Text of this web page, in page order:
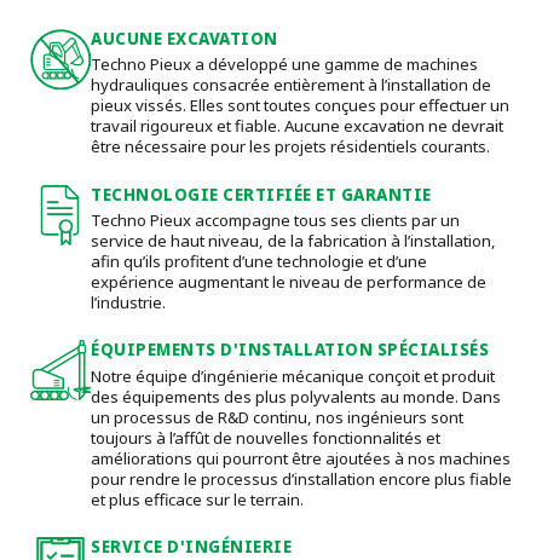
AUCUNE EXCAVATION
Techno Pieux a développé une gamme de machines
hydrauliques consacrée entièrement à l’installation de
pieux vissés. Elles sont toutes conçues pour effectuer un
travail rigoureux et fiable. Aucune excavation ne devrait
être nécessaire pour les projets résidentiels courants.
TECHNOLOGIE CERTIFIÉE ET GARANTIE
Techno Pieux accompagne tous ses clients par un
service de haut niveau, de la fabrication à l’installation,
afin qu’ils profitent d’une technologie et d’une
expérience augmentant le niveau de performance de
l’industrie.
ÉQUIPEMENTS D'INSTALLATION SPÉCIALISÉS
Notre équipe d’ingénierie mécanique conçoit et produit
des équipements des plus polyvalents au monde. Dans
un processus de R&D continu, nos ingénieurs sont
toujours à l’affût de nouvelles fonctionnalités et
améliorations qui pourront être ajoutées à nos machines
pour rendre le processus d’installation encore plus fiable
et plus efficace sur le terrain.
SERVICE D'INGÉNIERIE